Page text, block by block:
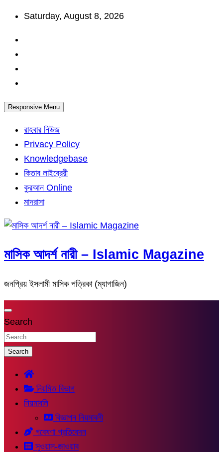
Skip
content
Saturday, August 8, 2026
Responsive Menu
রাহবার নিউজ
Privacy Policy
Knowledgebase
কিতাব লাইব্রেরী
কুরআন Online
মাদরাসা
মাসিক আদর্শ নারী – Islamic Magazine
জনপ্রিয় ইসলামী মাসিক পত্রিকা (ম্যাগাজিন)
Search
Search
নিয়মিত বিভাগ
নিয়মাবলি
বিজ্ঞাপন নিয়মাবলী
গবেষণা প্রতিবেদন
সুওয়াল-জাওয়াব